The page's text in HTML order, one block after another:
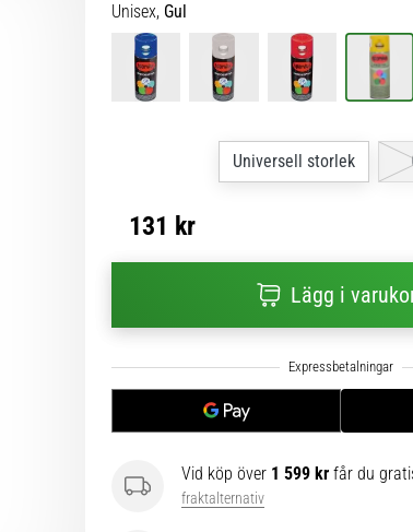
Unisex, Gul
Universell storlek
131 kr
Lägg i
Vid köp över 1 599 kr får du
fraktalternativ